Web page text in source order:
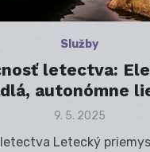
Služby
letectva:
autonómne
Posted
9. 5. 2025
Letecký